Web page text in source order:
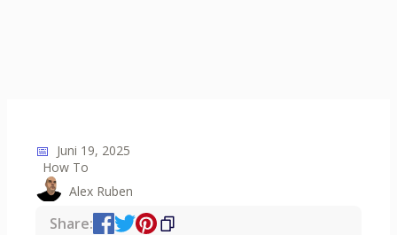
📅 Juni 19, 2025
How To
Alex Ruben
Share: